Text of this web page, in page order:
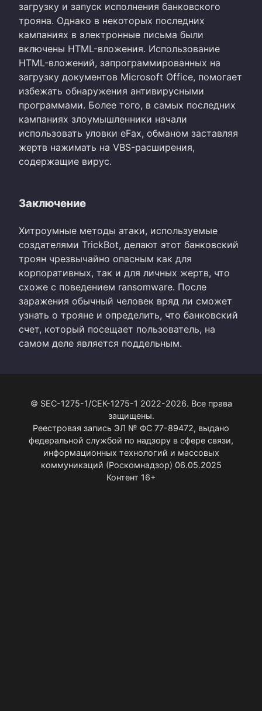
загрузку и запуск исполнения банковского
трояна. Однако в некоторых последних
кампаниях в электронные письма были
включены HTML-вложения. Использование
HTML-вложений, запрограммированных на
загрузку документов Microsoft Office, помогает
избежать обнаружения антивирусными
программами. Более того, в самых последних
кампаниях злоумышленники начали
использовать уловки eFax, обманом заставляя
жертв нажимать на VBS-расширения,
содержащие вирус.
Заключение
Хитроумные методы атаки, используемые
создателями TrickBot, делают этот банковский
троян чрезвычайно опасным как для
корпоративных, так и для личных жертв, что
схоже с поведением ransomware. После
заражения обычный человек вряд ли сможет
узнать о трояне и определить, что банковский
счет, который посещает пользователь, на
самом деле является поддельным.
© SEC-1275-1/СЕК-1275-1 2022-2026. Все права
защищены.
Реестровая запись ЭЛ № ФС 77-89472, выдано
федеральной службой по надзору в сфере связи,
информационных технологий и массовых
коммуникаций (Роскомнадзор) 06.05.2025
Контент 16+